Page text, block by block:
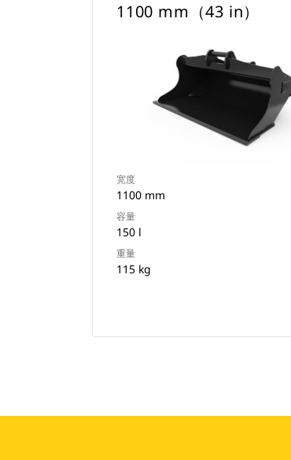
1100 mm（43 in）
宽度
1100 mm
容量
150 l
重量
115 kg